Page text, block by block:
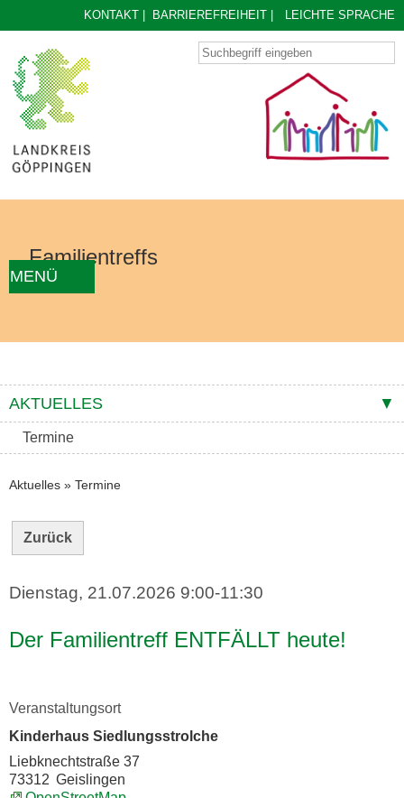
KONTAKT BARRIEREFREIHEIT LEICHTE SPRACHE
MENÜ
KONZEPT KONTAKTE
Familientreffs
AKTUELLES
Termine
Aktuelles » Termine
Zurück
Dienstag, 21.07.2026 9:00-11:30
Der Familientreff ENTFÄLLT heute!
Veranstaltungsort
Kinderhaus Siedlungsstrolche
Liebknechtstraße 37
73312 Geislingen